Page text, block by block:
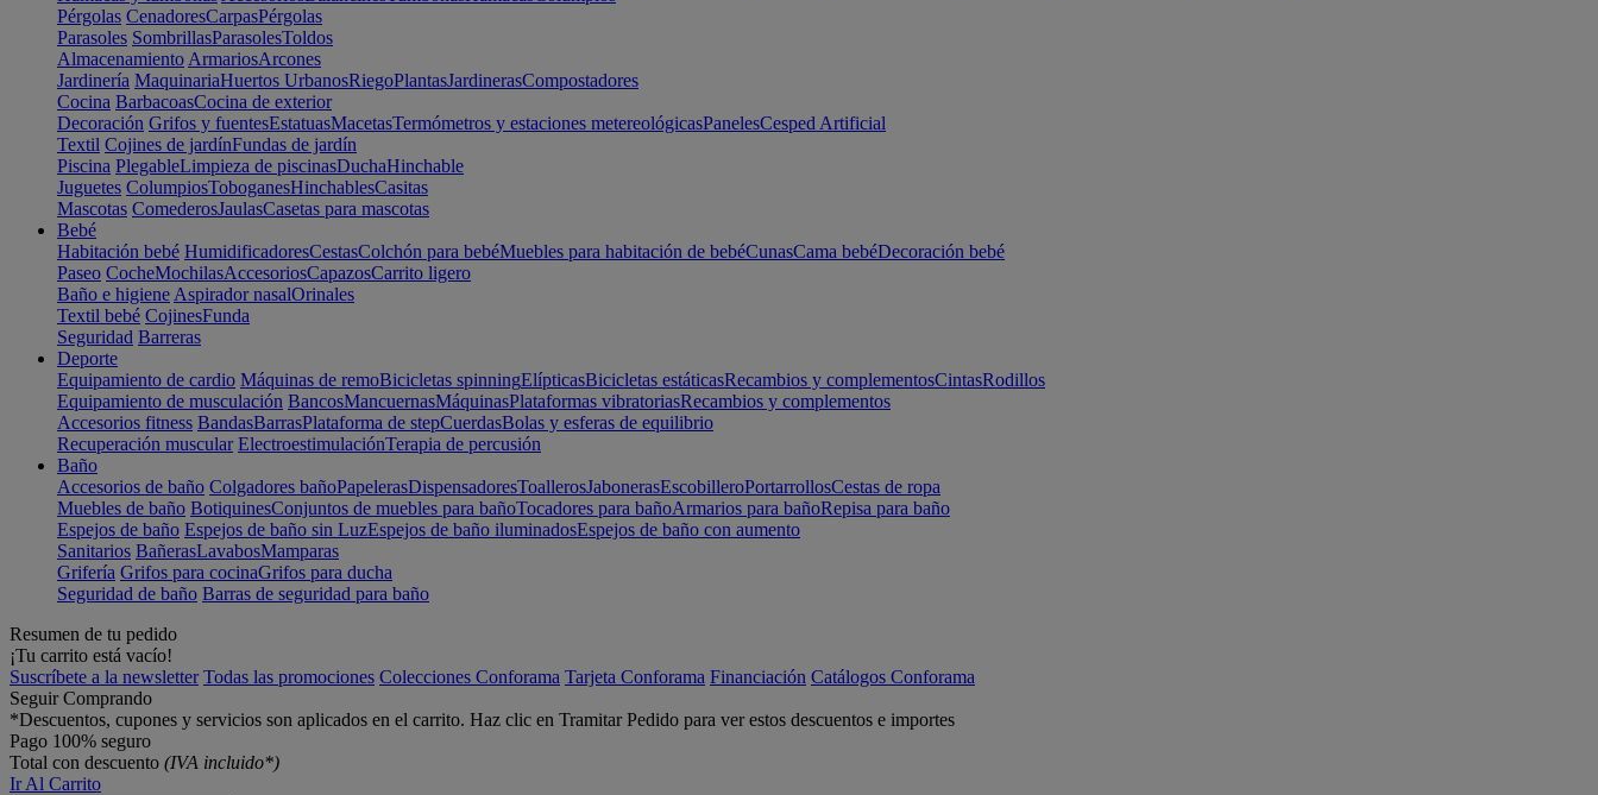
Pérgolas CenadoresCarpasPérgolas
Parasoles SombrillasParasolesToldos
Almacenamiento ArmariosArcones
Jardinería MaquinariaHuertos UrbanosRiegoPlantasJardinerasCompostadores
Cocina BarbacoasCocina de exterior
Decoración Grifos y fuentesEstatuasMacetasTermómetros y estaciones metereológicasPanelesCesped Artificial
Textil Cojines de jardínFundas de jardín
Piscina PlegableLimpieza de piscinasDuchaHinchable
Juguetes ColumpiosToboganesHinchablesCasitas
Mascotas ComederosJaulasCasetas para mascotas
Bebé
Habitación bebé HumidificadoresCestasColchón para bebéMuebles para habitación de bebéCunasCama bebéDecoración bebé
Paseo CocheMochilasAccesoriosCapazosCarrito ligero
Baño e higiene Aspirador nasalOrinales
Textil bebé CojinesFunda
Seguridad Barreras
Deporte
Equipamiento de cardio Máquinas de remoBicicletas spinningElípticasBicicletas estáticasRecambios y complementosCintasRodillos
Equipamiento de musculación BancosMancuernasMáquinasPlataformas vibratoriasRecambios y complementos
Accesorios fitness BandasBarrasPlataforma de stepCuerdasBolas y esferas de equilibrio
Recuperación muscular ElectroestimulaciónTerapia de percusión
Baño
Accesorios de baño Colgadores bañoPapelerasDispensadoresToallerosJabonerasEscobilleroPortarrollosCestas de ropa
Muebles de baño BotiquinesConjuntos de muebles para bañoTocadores para bañoArmarios para bañoRepisa para baño
Espejos de baño Espejos de baño sin LuzEspejos de baño iluminadosEspejos de baño con aumento
Sanitarios BañerasLavabosMamparas
Grifería Grifos para cocinaGrifos para ducha
Seguridad de baño Barras de seguridad para baño
Resumen de tu pedido
¡Tu carrito está vacío!
Suscríbete a la newsletter Todas las promociones Colecciones Conforama Tarjeta Conforama Financiación Catálogos Conforama
Seguir Comprando
*Descuentos, cupones y servicios son aplicados en el carrito. Haz clic en Tramitar Pedido para ver estos descuentos e importes
Pago 100% seguro
Total con descuento (IVA incluido*)
Ir Al Carrito